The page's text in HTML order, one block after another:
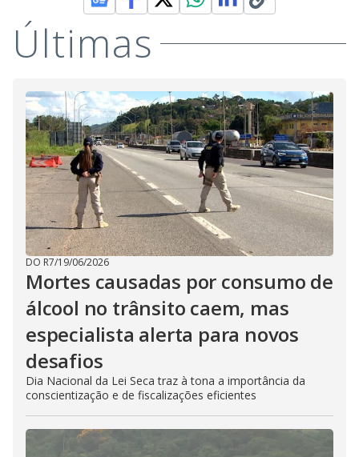
Últimas
DO R7/19/06/2026
Mortes causadas por consumo de
álcool no trânsito caem, mas
especialista alerta para novos
desafios
Dia Nacional da Lei Seca traz à tona a importância da
conscientização e de fiscalizações eficientes